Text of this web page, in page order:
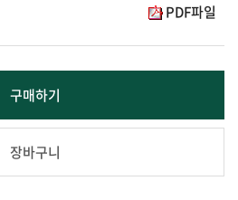
PDF파일
구매하기
장바구니